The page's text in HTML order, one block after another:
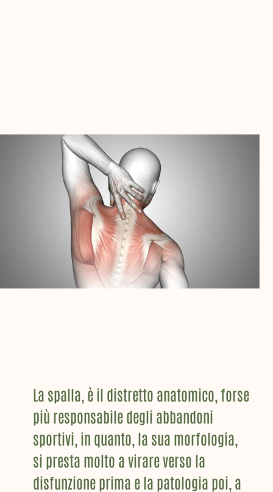
La spalla, è il distretto anatomico, forse
più responsabile degli abbandoni
sportivi, in quanto, la sua morfologia,
si presta molto a virare verso la
disfunzione prima e la patologia poi, a